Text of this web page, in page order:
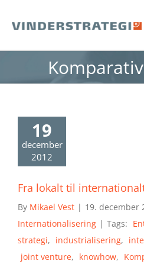
content
19
december
2012
Fra lokalt til
By Mikael Vest | 19. december
Internationalisering | Tags:
strategi, industrialisering,
joint venture, knowhow,